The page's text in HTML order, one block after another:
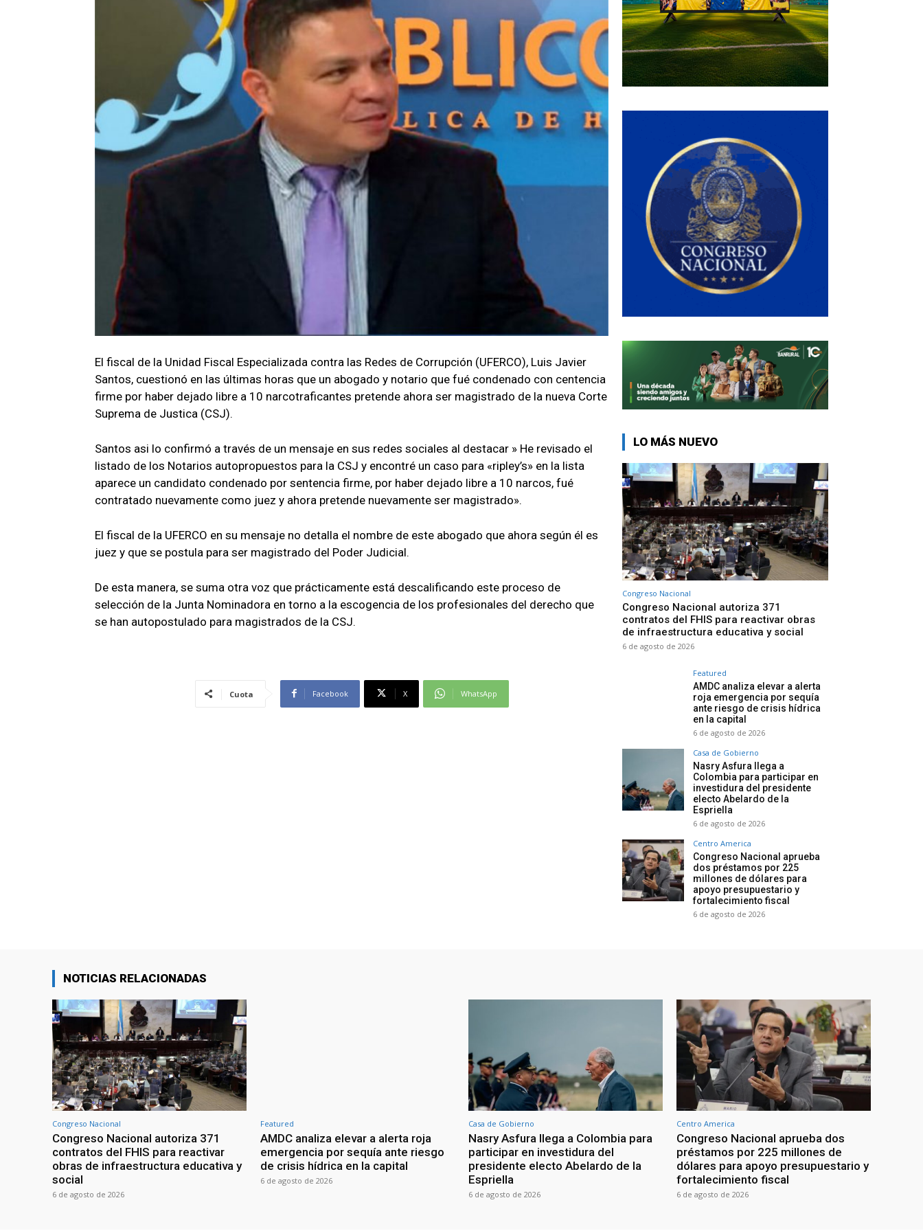
El fiscal de la Unidad Fiscal Especializada contra las Redes de Corrupción (UFERCO), Luis Javier
Santos, cuestionó en las últimas horas que un abogado y notario que fué condenado con centencia
firme por haber dejado libre a 10 narcotraficantes pretende ahora ser magistrado de la nueva Corte
Suprema de Justica (CSJ).
Santos asi lo confirmó a través de un mensaje en sus redes sociales al destacar » He revisado el
listado de los Notarios autopropuestos para la CSJ y encontré un caso para «ripley’s» en la lista
aparece un candidato condenado por sentencia firme, por haber dejado libre a 10 narcos, fué
contratado nuevamente como juez y ahora pretende nuevamente ser magistrado».
El fiscal de la UFERCO en su mensaje no detalla el nombre de este abogado que ahora según él es
juez y que se postula para ser magistrado del Poder Judicial.
De esta manera, se suma otra voz que prácticamente está descalificando este proceso de
selección de la Junta Nominadora en torno a la escogencia de los profesionales del derecho que
se han autopostulado para magistrados de la CSJ.
Cuota Facebook X WhatsApp
LO MÁS NUEVO
Congreso Nacional
Congreso Nacional autoriza 371
contratos del FHIS para reactivar obras
de infraestructura educativa y social
6 de agosto de 2026
Featured
AMDC analiza elevar a alerta
roja emergencia por sequía
ante riesgo de crisis hídrica
en la capital
6 de agosto de 2026
Casa de Gobierno
Nasry Asfura llega a
Colombia para participar en
investidura del presidente
electo Abelardo de la
Espriella
6 de agosto de 2026
Centro America
Congreso Nacional aprueba
dos préstamos por 225
millones de dólares para
apoyo presupuestario y
fortalecimiento fiscal
6 de agosto de 2026
NOTICIAS RELACIONADAS
Congreso Nacional
Congreso Nacional autoriza 371
contratos del FHIS para reactivar
obras de infraestructura educativa y
social
6 de agosto de 2026
Featured
AMDC analiza elevar a alerta roja
emergencia por sequía ante riesgo
de crisis hídrica en la capital
6 de agosto de 2026
Casa de Gobierno
Nasry Asfura llega a Colombia para
participar en investidura del
presidente electo Abelardo de la
Espriella
6 de agosto de 2026
Centro America
Congreso Nacional aprueba dos
préstamos por 225 millones de
dólares para apoyo presupuestario y
fortalecimiento fiscal
6 de agosto de 2026